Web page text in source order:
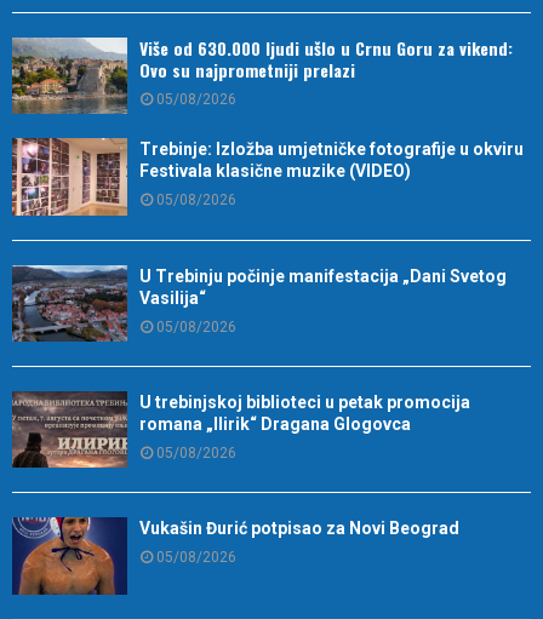
Više od 630.000 ljudi ušlo u Crnu Goru za vikend:
Ovo su najprometniji prelazi
05/08/2026
Trebinje: Izložba umjetničke fotografije u okviru
Festivala klasične muzike (VIDEO)
05/08/2026
U Trebinju počinje manifestacija „Dani Svetog
Vasilija“
05/08/2026
U trebinjskoj biblioteci u petak promocija
romana „Ilirik“ Dragana Glogovca
05/08/2026
Vukašin Đurić potpisao za Novi Beograd
05/08/2026